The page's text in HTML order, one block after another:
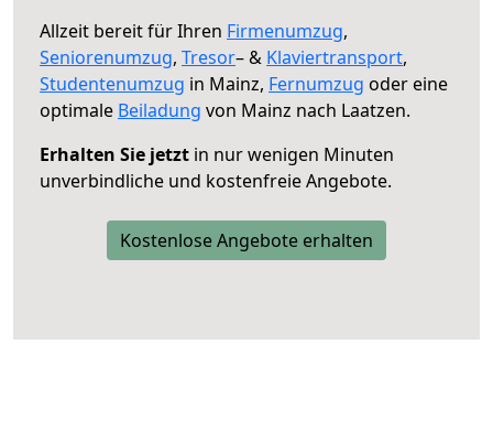
Allzeit bereit für Ihren Firmenumzug,
Seniorenumzug, Tresor– & Klaviertransport,
Studentenumzug in Mainz, Fernumzug oder eine
optimale Beiladung von Mainz nach Laatzen.
Erhalten Sie jetzt in nur wenigen Minuten
unverbindliche und kostenfreie Angebote.
Kostenlose Angebote erhalten